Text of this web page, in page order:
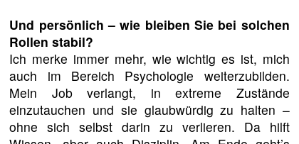
Und persönlich – wie bleiben Sie bei solchen
Rollen stabil?
Ich merke immer mehr, wie wichtig es ist, mich
auch im Bereich Psychologie weiterzubilden.
Mein Job verlangt, in extreme Zustände
einzutauchen und sie glaubwürdig zu halten –
ohne sich selbst darin zu verlieren. Da hilft